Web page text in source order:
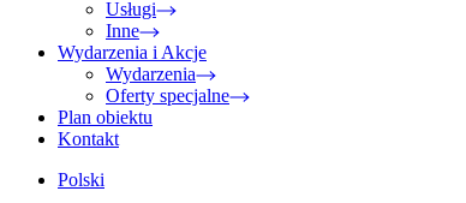
Usługi
Inne
Wydarzenia i Akcje
Wydarzenia
Oferty specjalne
Plan obiektu
Kontakt
Polski